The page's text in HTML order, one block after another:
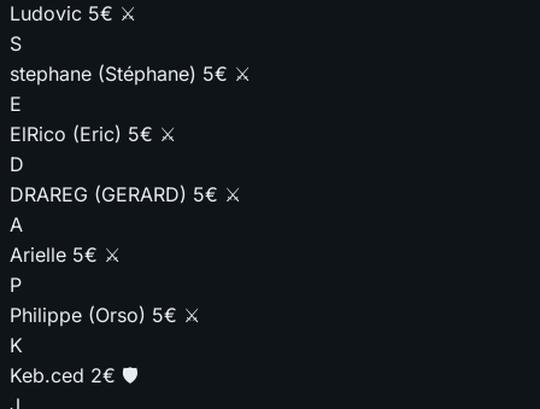
Ludovic 5€ ⚔️
S
stephane (Stéphane) 5€ ⚔️
E
ElRico (Eric) 5€ ⚔️
D
DRAREG (GERARD) 5€ ⚔️
A
Arielle 5€ ⚔️
P
Philippe (Orso) 5€ ⚔️
K
Keb.ced 2€ 🛡️